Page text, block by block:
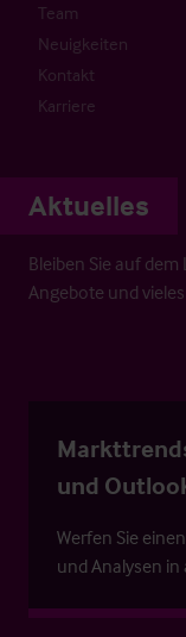
Team
Neuigkeiten
Kontakt
Karriere
Aktuelles
Bleiben Sie auf
Angebote und
und
Werfen Sie
und Analysen